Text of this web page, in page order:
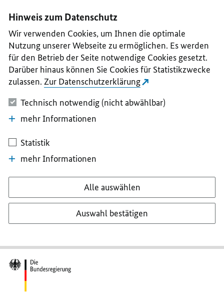
II
III
IV
V
Hinweis zum Datenschutz
Wir verwenden Cookies, um Ihnen die optimale
Nutzung unserer Webseite zu ermöglichen. Es werden
für den Betrieb der Seite notwendige Cookies gesetzt.
Darüber hinaus können Sie Cookies für Statistikzwecke
zulassen. Zur Datenschutzerklärung
Technisch notwendig (nicht abwählbar)
mehr Informationen
Statistik
mehr Informationen
Alle auswählen
Auswahl bestätigen